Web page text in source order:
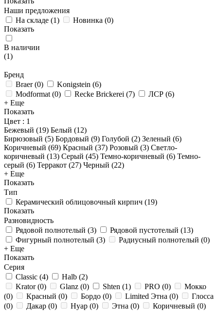
Наши предложения
На складе (1) Новинка (0)
Показать
В наличии
(1)
Бренд
Braer(0) Konigstein (6)
Modformat (0) Recke Brickerei (7) ЛСР (6)
+ Еще
Показать
Цвет : 1
Бежевый (19) Белый (12)
Бирюзовый (5) Бордовый (9) Голубой (2) Зеленый (6)
Коричневый (69) Красный (37) Розовый (3) Светло-
коричневый (13) Серый (45) Темно-коричневый (6) Темно-
серый (6) Терракот (27) Черный (22)
+ Еще
Показать
Тип
Керамический облицовочный кирпич (19)
Показать
Разновидность
Рядовой полнотелый (3) Рядовой пустотелый (13)
Фигурный полнотелый (3) Радиусный полнотелый (0)
+ Еще
Показать
Серия
Classic (4) Halb (2)
Krator(0) Glanz (0) Shten (1) PRO (0)
Мокко
(0) Красный (0) Бордо (0) Limited Этна (0)
Глосса
(0) Дакар (0) Нуар (0) Этна (0) Коричневый (0)